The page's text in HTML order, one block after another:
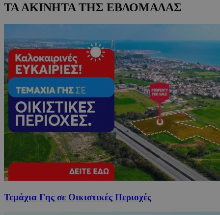
ΤΑ ΑΚΙΝΗΤΑ ΤΗΣ ΕΒΔΟΜΑΔΑΣ
Τεμάχια Γης σε Οικιστικές Περιοχές